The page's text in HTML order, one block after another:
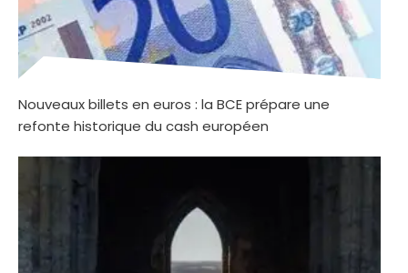
Nouveaux billets en euros : la BCE prépare une
refonte historique du cash européen